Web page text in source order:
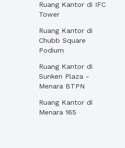
Ruang Kantor di IFC
Tower
Ruang Kantor di
Chubb Square
Podium
Ruang Kantor di
Sunken Plaza -
Menara BTPN
Ruang Kantor di
Menara 165